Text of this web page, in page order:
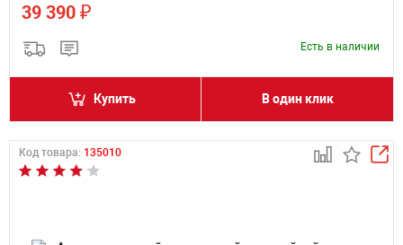
39 390 ₽
Есть в наличии
Купить В один клик
Код товара: 135010